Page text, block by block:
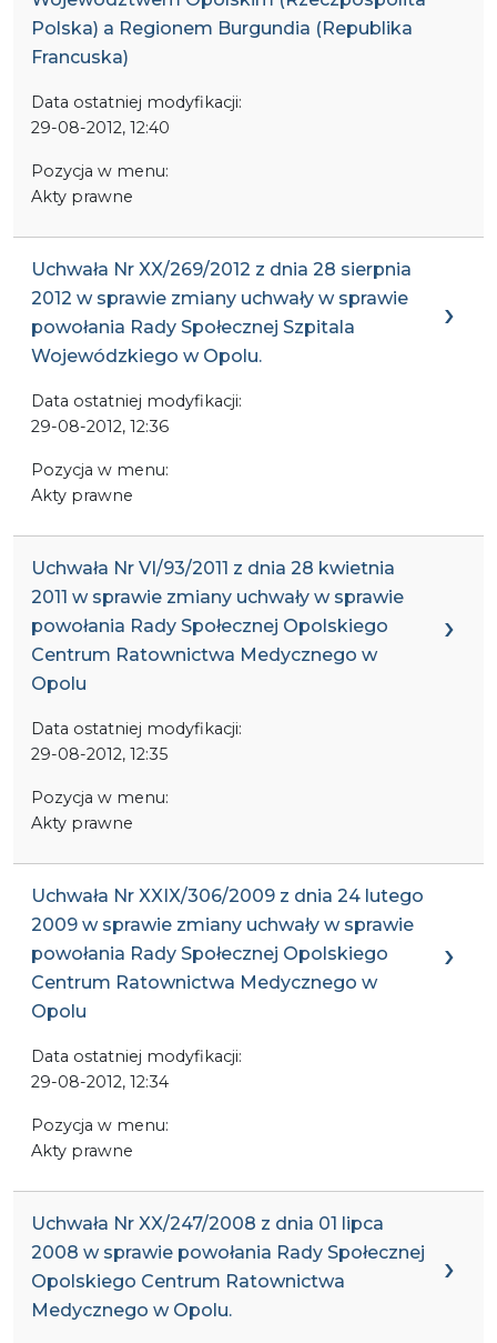
Polska) a Regionem Burgundia (Republika
Francuska)
Data ostatniej modyfikacji:
29-08-2012, 12:40
Pozycja w menu:
Akty prawne
Uchwała Nr XX/269/2012 z dnia 28 sierpnia
2012 w sprawie zmiany uchwały w sprawie
powołania Rady Społecznej Szpitala
Wojewódzkiego w Opolu.
Data ostatniej modyfikacji:
29-08-2012, 12:36
Pozycja w menu:
Akty prawne
Uchwała Nr VI/93/2011 z dnia 28 kwietnia
2011 w sprawie zmiany uchwały w sprawie
powołania Rady Społecznej Opolskiego
Centrum Ratownictwa Medycznego w
Opolu
Data ostatniej modyfikacji:
29-08-2012, 12:35
Pozycja w menu:
Akty prawne
Uchwała Nr XXIX/306/2009 z dnia 24 lutego
2009 w sprawie zmiany uchwały w sprawie
powołania Rady Społecznej Opolskiego
Centrum Ratownictwa Medycznego w
Opolu
Data ostatniej modyfikacji:
29-08-2012, 12:34
Pozycja w menu:
Akty prawne
Uchwała Nr XX/247/2008 z dnia 01 lipca
2008 w sprawie powołania Rady Społecznej
Opolskiego Centrum Ratownictwa
Medycznego w Opolu.